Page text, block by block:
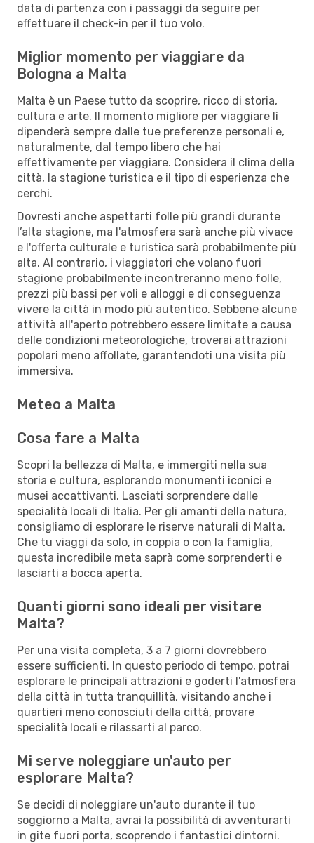
data di partenza con i passaggi da seguire per
effettuare il check-in per il tuo volo.
Miglior momento per viaggiare da
Bologna a Malta
Malta è un Paese tutto da scoprire, ricco di storia,
cultura e arte. Il momento migliore per viaggiare lì
dipenderà sempre dalle tue preferenze personali e,
naturalmente, dal tempo libero che hai
effettivamente per viaggiare. Considera il clima della
città, la stagione turistica e il tipo di esperienza che
cerchi.
Dovresti anche aspettarti folle più grandi durante
l’alta stagione, ma l'atmosfera sarà anche più vivace
e l'offerta culturale e turistica sarà probabilmente più
alta. Al contrario, i viaggiatori che volano fuori
stagione probabilmente incontreranno meno folle,
prezzi più bassi per voli e alloggi e di conseguenza
vivere la città in modo più autentico. Sebbene alcune
attività all'aperto potrebbero essere limitate a causa
delle condizioni meteorologiche, troverai attrazioni
popolari meno affollate, garantendoti una visita più
immersiva.
Meteo a Malta
Cosa fare a Malta
Scopri la bellezza di Malta, e immergiti nella sua
storia e cultura, esplorando monumenti iconici e
musei accattivanti. Lasciati sorprendere dalle
specialità locali di Italia. Per gli amanti della natura,
consigliamo di esplorare le riserve naturali di Malta.
Che tu viaggi da solo, in coppia o con la famiglia,
questa incredibile meta saprà come sorprenderti e
lasciarti a bocca aperta.
Quanti giorni sono ideali per visitare
Malta?
Per una visita completa, 3 a 7 giorni dovrebbero
essere sufficienti. In questo periodo di tempo, potrai
esplorare le principali attrazioni e goderti l'atmosfera
della città in tutta tranquillità, visitando anche i
quartieri meno conosciuti della città, provare
specialità locali e rilassarti al parco.
Mi serve noleggiare un'auto per
esplorare Malta?
Se decidi di noleggiare un'auto durante il tuo
soggiorno a Malta, avrai la possibilità di avventurarti
in gite fuori porta, scoprendo i fantastici dintorni.